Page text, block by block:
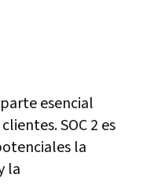
esencial
SOC 2 es
la
la